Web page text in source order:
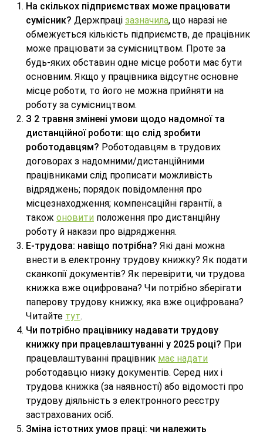
На скількох підприємствах може працювати
сумісник? Держпраці зазначила, що наразі не
обмежується кількість підприємств, де працівник
може працювати за сумісництвом. Проте за
будь-яких обставин одне місце роботи має бути
основним. Якщо у працівника відсутнє основне
місце роботи, то його не можна прийняти на
роботу за сумісництвом.
З 2 травня змінені умови щодо надомної та
дистанційної роботи: що слід зробити
роботодавцям? Роботодавцям в трудових
договорах з надомними/дистанційними
працівниками слід прописати можливість
відряджень; порядок повідомлення про
місцезнаходження; компенсаційні гарантії, а
також оновити положення про дистанційну
роботу й накази про відрядження.
Е-трудова: навіщо потрібна? Які дані можна
внести в електронну трудову книжку? Як подати
сканкопії документів? Як перевірити, чи трудова
книжка вже оцифрована? Чи потрібно зберігати
паперову трудову книжку, яка вже оцифрована?
Читайте тут.
Чи потрібно працівнику надавати трудову
книжку при працевлаштуванні у 2025 році? При
працевлаштуванні працівник має надати
роботодавцю низку документів. Серед них і
трудова книжка (за наявності) або відомості про
трудову діяльність з електронного реєстру
застрахованих осіб.
Зміна істотних умов праці: чи належить